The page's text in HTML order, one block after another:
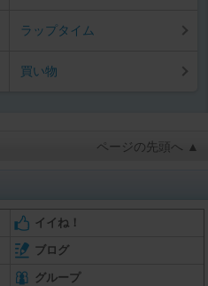
ラップタイム
買い物
ページの先頭へ ▲
イイね！
ブログ
グループ